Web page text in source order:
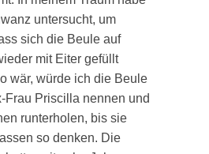
untersucht, um
sich die Beule auf
mit Eiter gefüllt
wär, würde ich die Beule
Frau Priscilla nennen und
runterholen, bis sie
so denken. Die